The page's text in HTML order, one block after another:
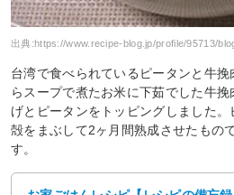
出典:https://www.recipe-blog.jp/profile/95713/
台湾で食べられているピータンと牛
らスープで煮たお米に下茹でした牛
げとピータンをトッピングしました
殻をまぶして2ヶ月間熟成させたもの
す。